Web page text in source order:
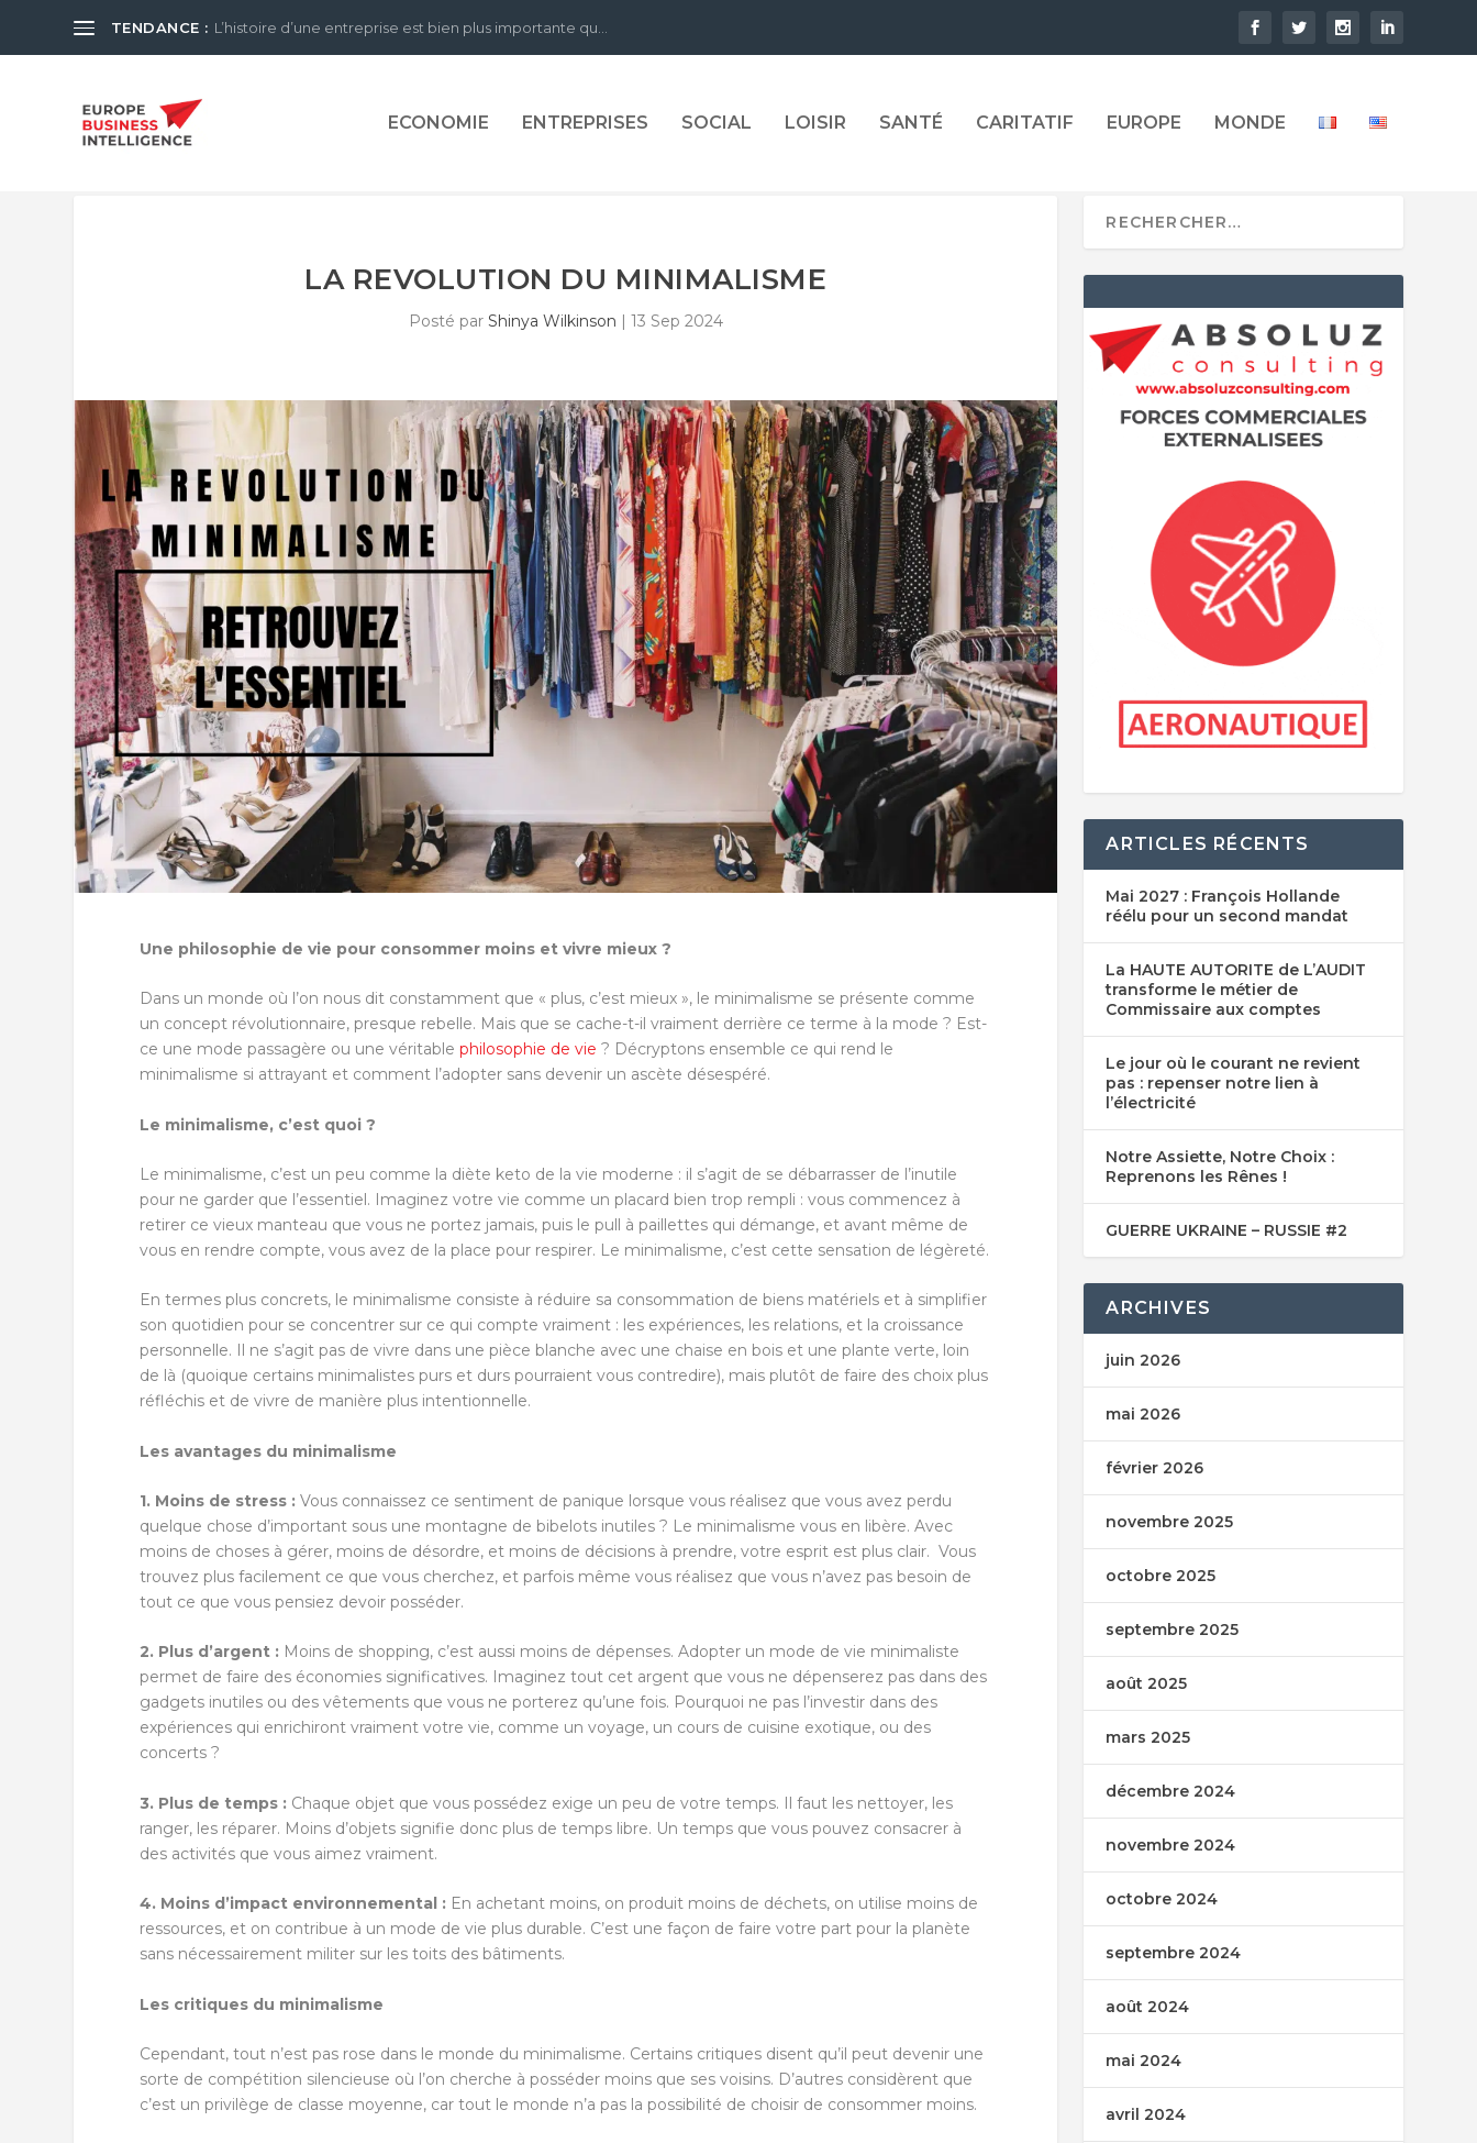
TENDANCE : L’histoire d’une entreprise est bien plus importante qu...
ECONOMIE ENTREPRISES SOCIAL LOISIR SANTÉ CARITATIF EUROPE MONDE
LA REVOLUTION DU MINIMALISME
Posté par Shinya Wilkinson | 13 Sep 2024
Une philosophie de vie pour consommer moins et vivre mieux ?
Dans un monde où l’on nous dit constamment que « plus, c’est mieux », le minimalisme se présente comme
un concept révolutionnaire, presque rebelle. Mais que se cache-t-il vraiment derrière ce terme à la mode ? Est-
ce une mode passagère ou une véritablephilosophie de vie ? Décryptons ensemble ce qui rend le
minimalisme si attrayant et comment l’adopter sans devenir un ascète désespéré.
Le minimalisme, c’est quoi ?
Le minimalisme, c’est un peu comme la diète keto de la vie moderne : il s’agit de se débarrasser de l’inutile
pour ne garder que l’essentiel. Imaginez votre vie comme un placard bien trop rempli : vous commencez à
retirer ce vieux manteau que vous ne portez jamais, puis le pull à paillettes qui démange, et avant même de
vous en rendre compte, vous avez de la place pour respirer. Le minimalisme, c’est cette sensation de légèreté.
En termes plus concrets, le minimalisme consiste à réduire sa consommation de biens matériels et à simplifier
son quotidien pour se concentrer sur ce qui compte vraiment : les expériences, les relations, et la croissance
personnelle. Il ne s’agit pas de vivre dans une pièce blanche avec une chaise en bois et une plante verte, loin
de là (quoique certains minimalistes purs et durs pourraient vous contredire), mais plutôt de faire des choix plus
réfléchis et de vivre de manière plus intentionnelle.
Les avantages du minimalisme
1. Moins de stress :Vous connaissez ce sentiment de panique lorsque vous réalisez que vous avez perdu
quelque chose d’important sous une montagne de bibelots inutiles ? Le minimalisme vous en libère. Avec
moins de choses à gérer, moins de désordre, et moins de décisions à prendre, votre esprit est plus clair. Vous
trouvez plus facilement ce que vous cherchez, et parfois même vous réalisez que vous n’avez pas besoin de
tout ce que vous pensiez devoir posséder.
2. Plus d’argent : Moins de shopping, c’est aussi moins de dépenses. Adopter un mode de vie minimaliste
permet de faire des économies significatives. Imaginez tout cet argent que vous ne dépenserez pas dans des
gadgets inutiles ou des vêtements que vous ne porterez qu’une fois. Pourquoi ne pas l’investir dans des
expériences qui enrichiront vraiment votre vie, comme un voyage, un cours de cuisine exotique, ou des
concerts ?
3. Plus de temps : Chaque objet que vous possédez exige un peu de votre temps. Il faut les nettoyer, les
ranger, les réparer. Moins d’objets signifie donc plus de temps libre. Un temps que vous pouvez consacrer à
des activités que vous aimez vraiment.
4. Moins d’impact environnemental : En achetant moins, on produit moins de déchets, on utilise moins de
ressources, et on contribue à un mode de vie plus durable. C’est une façon de faire votre part pour la planète
sans nécessairement militer sur les toits des bâtiments.
Les critiques du minimalisme
Cependant, tout n’est pas rose dans le monde du minimalisme. Certains critiques disent qu’il peut devenir une
sorte de compétition silencieuse où l’on cherche à posséder moins que ses voisins. D’autres considèrent que
c’est un privilège de classe moyenne, car tout le monde n’a pas la possibilité de choisir de consommer moins.
ARTICLES RÉCENTS
Mai 2027 : François Hollande
réélu pour un second mandat
La HAUTE AUTORITE de L’AUDIT
transforme le métier de
Commissaire aux comptes
Le jour où le courant ne revient
pas : repenser notre lien à
l’électricité
Notre Assiette, Notre Choix :
Reprenons les Rênes !
GUERRE UKRAINE – RUSSIE #2
ARCHIVES
juin 2026
mai 2026
février 2026
novembre 2025
octobre 2025
septembre 2025
août 2025
mars 2025
décembre 2024
novembre 2024
octobre 2024
septembre 2024
août 2024
mai 2024
avril 2024